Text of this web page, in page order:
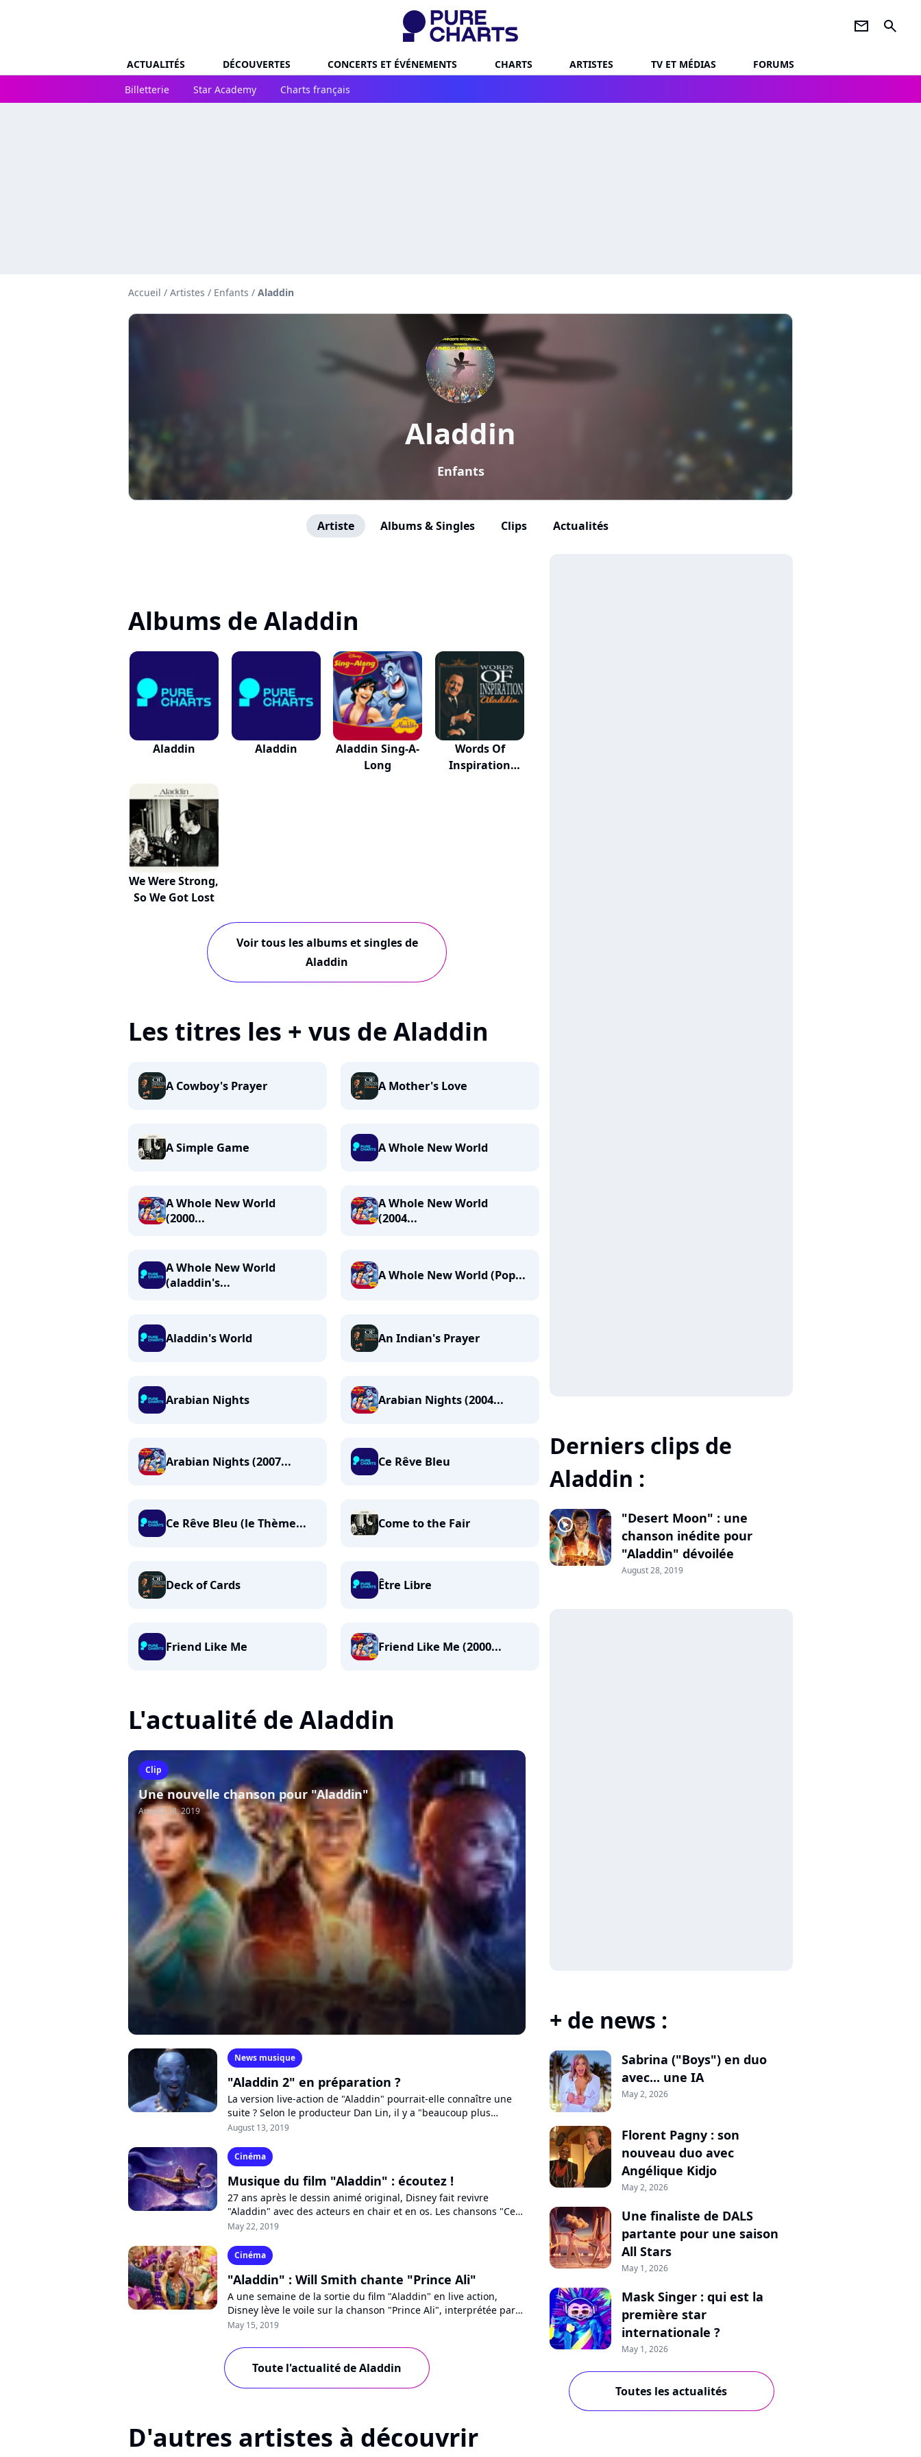
newsletter search
ACTUALITÉS DÉCOUVERTES CONCERTS ET ÉVÉNEMENTS CHARTS ARTISTES TV ET MÉDIAS
FORUMS
Billetterie
Star Academy Charts français
Accueil / Artistes / Enfants / Aladdin
Aladdin
Enfants
Artiste Albums & Singles Clips Actualités
Albums de Aladdin
Aladdin Aladdin
Aladdin Sing-A-
Long
Words Of
Inspiration
We Were Strong,
So We Got Lost
Voir tous les albums et singles de
Aladdin
Les titres les + vus de Aladdin
A Cowboy's Prayer A Mother's Love
A Simple Game A Whole New World
A Whole New World
(2000...
A Whole New World
(2004...
A Whole New World
(aladdin's...
A Whole New World (Pop...
Aladdin's World An Indian's Prayer
Arabian Nights Arabian Nights (2004...
Arabian Nights (2007... Ce Rêve Bleu
Ce Rêve Bleu (le Thème... Come to the Fair
Deck of Cards Être Libre
Friend Like Me Friend Like Me (2000...
L'actualité de Aladdin
Clip
Une nouvelle chanson pour "Aladdin"
August 28, 2019
News musique
"Aladdin 2" en préparation ?
La version live-action de "Aladdin" pourrait-elle connaître une
suite ? Selon le producteur Dan Lin, il y a "beaucoup plus
d'histoires à raconter" autour...
August 13, 2019
Cinéma
Musique du film "Aladdin" : écoutez !
27 ans après le dessin animé original, Disney fait revivre
"Aladdin" avec des acteurs en chair et en os. Les chansons "Ce
rêve bleu" ou "Prince Ali" sont...
May 22, 2019
Cinéma
"Aladdin" : Will Smith chante "Prince Ali"
A une semaine de la sortie du film "Aladdin" en live action,
Disney lève le voile sur la chanson "Prince Ali", interprétée par
Will Smith dans la peau...
May 15, 2019
Toute l'actualité de Aladdin
D'autres artistes à découvrir
Derniers clips de
Aladdin :
player2
"Desert Moon" : une
chanson inédite pour
"Aladdin" dévoilée
August 28, 2019
+ de news :
Sabrina ("Boys") en duo
avec... une IA
May 2, 2026
Florent Pagny : son
nouveau duo avec
Angélique Kidjo
May 2, 2026
Une finaliste de DALS
partante pour une saison
All Stars
May 1, 2026
Mask Singer : qui est la
première star
internationale ?
May 1, 2026
Toutes les actualités